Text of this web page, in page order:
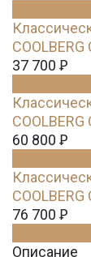
37 700 Ꝑ
60 800 Ꝑ
76 700 Ꝑ
Описание